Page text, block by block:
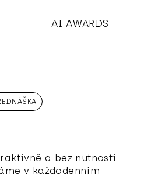
AI AWARDS
a bez nutnosti
v každodenním